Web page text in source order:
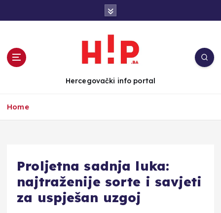
e
Hercegovački info portal
Home
Proljetna sadnja luka:
najtraženije sorte i savjeti
za uspješan uzgoj